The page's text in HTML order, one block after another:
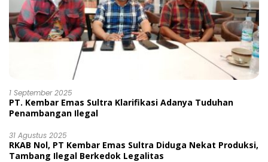
1 September 2025
PT. Kembar Emas Sultra Klarifikasi Adanya Tuduhan
Penambangan Ilegal
31 Agustus 2025
RKAB Nol, PT Kembar Emas Sultra Diduga Nekat Produksi,
Tambang Ilegal Berkedok Legalitas